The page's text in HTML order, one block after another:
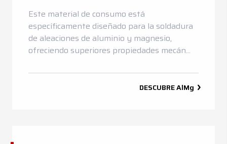
Este material de consumo está
específicamente diseñado para la soldadura
de aleaciones de aluminio y magnesio,
ofreciendo superiores propiedades mecán...
DESCUBREAlMg